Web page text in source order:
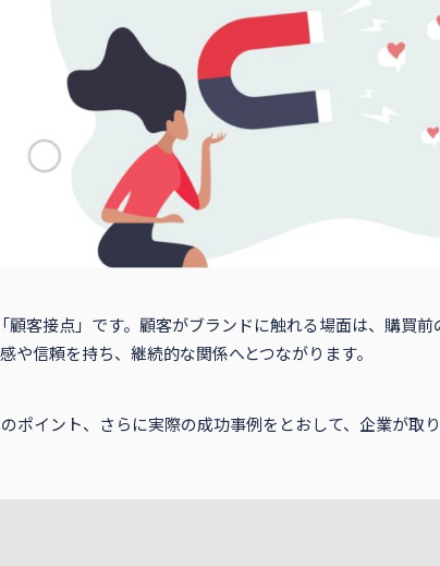
客接点」です。顧客がブランドに触れる場面は、購買
信頼を持ち、継続的な関係へとつながります。
ポイント、さらに実際の成功事例をとおして、企業が取